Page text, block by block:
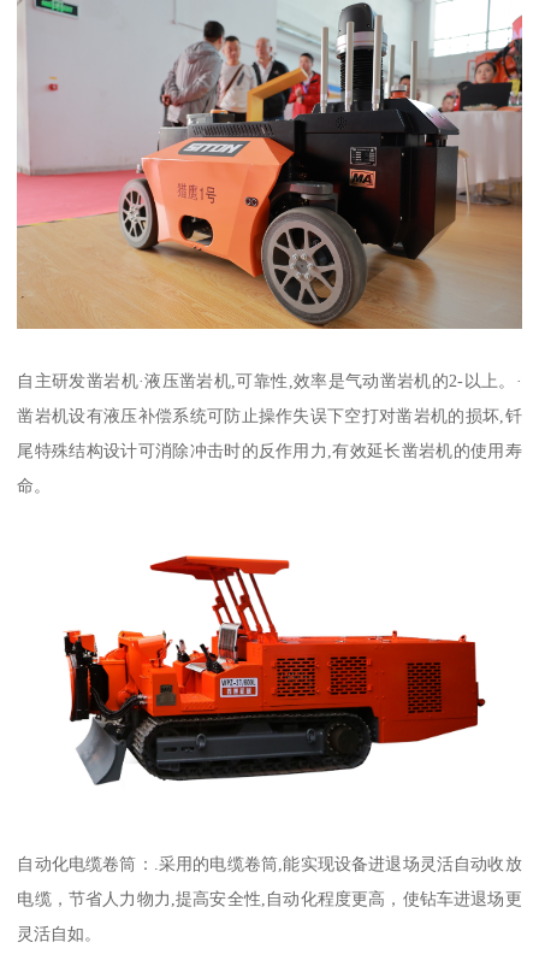
自主研发凿岩机·液压凿岩机,可靠性,效率是气动凿岩机的2-以上。·
凿岩机设有液压补偿系统可防止操作失误下空打对凿岩机的损坏,钎
尾特殊结构设计可消除冲击时的反作用力,有效延长凿岩机的使用寿
命。
自动化电缆卷筒：.采用的电缆卷筒,能实现设备进退场灵活自动收放
电缆，节省人力物力,提高安全性,自动化程度更高，使钻车进退场更
灵活自如。